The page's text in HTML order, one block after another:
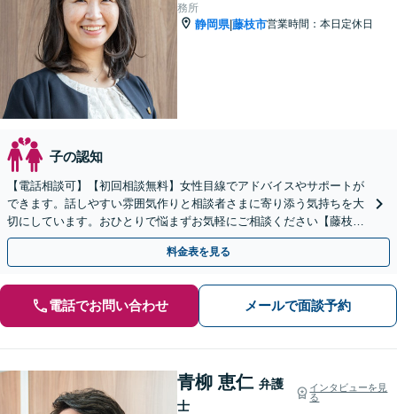
務所
静岡県|藤枝市営業時間：本日定休日
子の認知
【電話相談可】【初回相談無料】女性目線でアドバイスやサポートが
できます。話しやすい雰囲気作りと相談者さまに寄り添う気持ちを大
切にしています。おひとりで悩まずお気軽にご相談ください【藤枝の
老舗事務所】【弁護士3人在籍】
料金表を見る
電話でお問い合わせ メールで面談予約
青柳 恵仁 弁護
士
インタビューを見
る